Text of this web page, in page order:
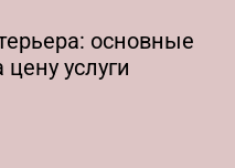
основные
услуги